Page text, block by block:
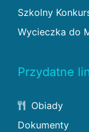
Szkolny
Wycieczka do
Przydatne
Obiady
Dokumenty